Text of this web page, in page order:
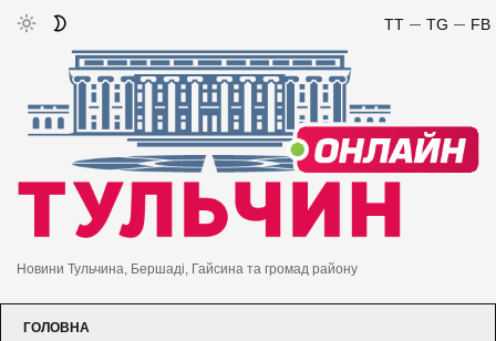
FB
TG
TT
Новини Тульчина, Бершаді, Гайсина та громад району
ГОЛОВНА